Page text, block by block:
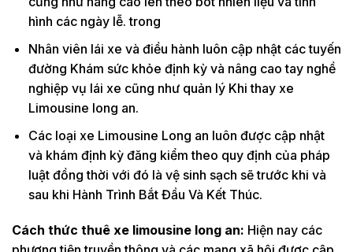
hình các ngày lễ. trong
Nhân viên lái xe và điều hành luôn cập nhật các tuyến
đường Khám sức khỏe định kỳ và nâng cao tay nghề
nghiệp vụ lái xe cũng như quản lý Khi thay xe
Limousine long an.
Các loại xe Limousine Long an luôn được cập nhật
và khám định kỳ đăng kiểm theo quy định của pháp
luật đồng thời với đó là vệ sinh sạch sẽ trước khi và
sau khi Hành Trình Bắt Đầu Và Kết Thúc.
Cách thức thuê xe limousine long an: Hiện nay các